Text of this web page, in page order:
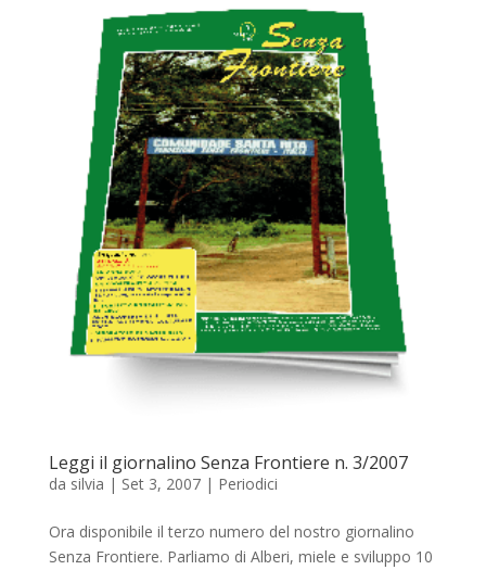
Leggi il giornalino Senza Frontiere n. 3/2007
da silvia | Set 3, 2007| Periodici
Ora disponibile il terzo numero del nostro giornalino
Senza Frontiere. Parliamo di Alberi, miele e sviluppo 10